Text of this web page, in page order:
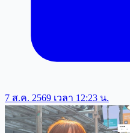
7 ส.ค. 2569 เวลา 12:23 น.